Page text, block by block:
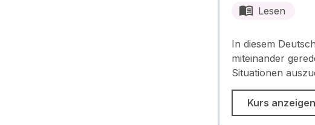
Lesen
In diesem
miteinander
Situationen
Kurs anzeigen